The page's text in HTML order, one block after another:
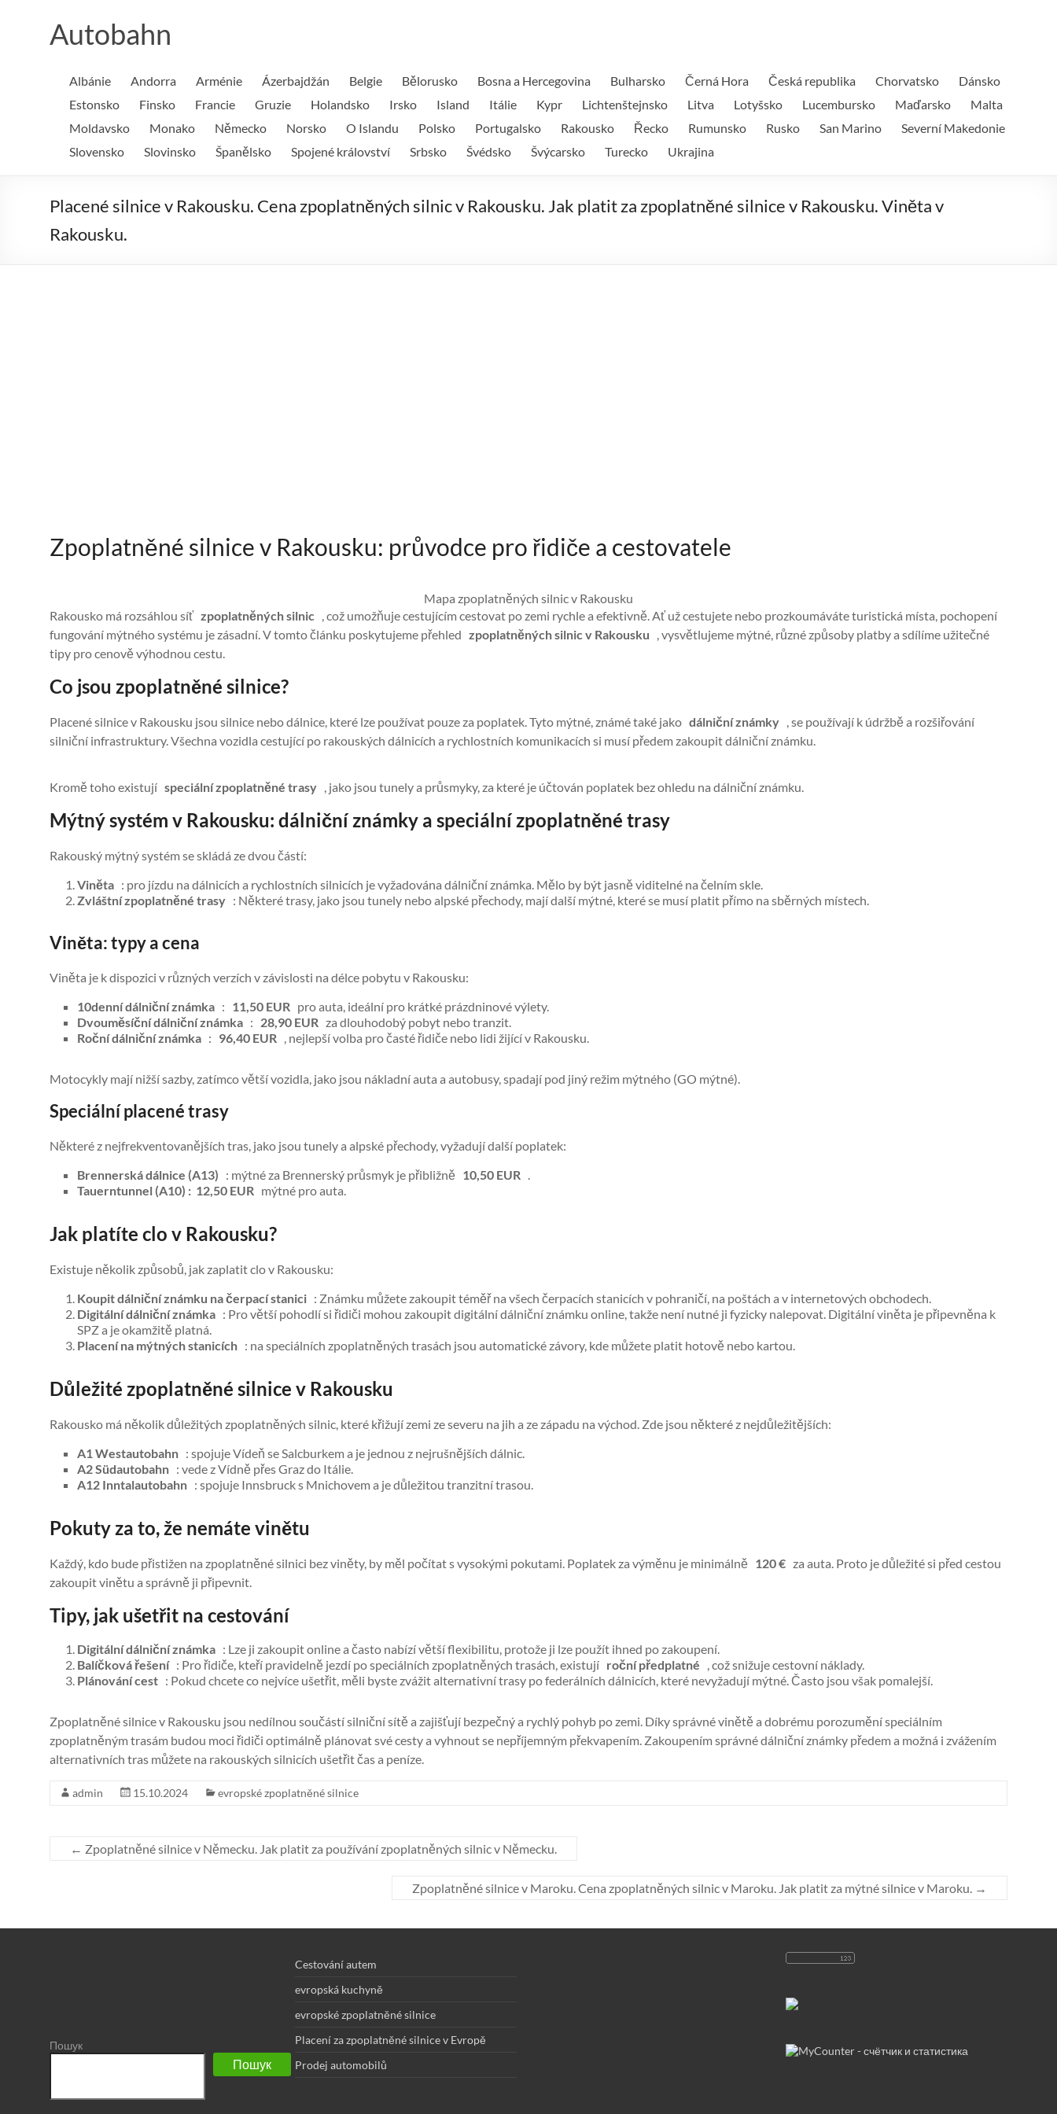
Autobahn
Albánie Andorra Arménie Ázerbajdžán Belgie Bělorusko Bosna a Hercegovina Bulharsko Černá Hora Česká republika Chorvatsko
Dánsko
Estonsko
Finsko Francie Gruzie Holandsko Irsko Island Itálie Kypr Lichtenštejnsko Litva Lotyšsko Lucembursko Maďarsko
Malta
Moldavsko
Monako Německo Norsko O Islandu Polsko Portugalsko Rakousko Řecko Rumunsko Rusko San Marino
Severní Makedonie
Slovensko
Slovinsko Španělsko Spojené království Srbsko Švédsko Švýcarsko Turecko Ukrajina
Placené silnice v Rakousku. Cena zpoplatněných silnic v Rakousku. Jak platit za zpoplatněné silnice v Rakousku. Viněta v
Rakousku.
Zpoplatněné silnice v Rakousku: průvodce pro řidiče a cestovatele
Mapa zpoplatněných silnic v Rakousku
Rakousko má rozsáhlou síť zpoplatněných silnic , což umožňuje cestujícím cestovat po zemi rychle a efektivně. Ať už cestujete nebo prozkoumáváte turistická místa, pochopení
fungování mýtného systému je zásadní. V tomto článku poskytujeme přehled zpoplatněných silnic v Rakousku , vysvětlujeme mýtné, různé způsoby platby a sdílíme užitečné
tipy pro cenově výhodnou cestu.
Co jsou zpoplatněné silnice?
Placené silnice v Rakousku jsou silnice nebo dálnice, které lze používat pouze za poplatek. Tyto mýtné, známé také jako dálniční známky , se používají k údržbě a rozšiřování
silniční infrastruktury. Všechna vozidla cestující po rakouských dálnicích a rychlostních komunikacích si musí předem zakoupit dálniční známku.
Kromě toho existují speciální zpoplatněné trasy , jako jsou tunely a průsmyky, za které je účtován poplatek bez ohledu na dálniční známku.
Mýtný systém v Rakousku: dálniční známky a speciální zpoplatněné trasy
Rakouský mýtný systém se skládá ze dvou částí:
Viněta : pro jízdu na dálnicích a rychlostních silnicích je vyžadována dálniční známka. Mělo by být jasně viditelné na čelním skle.
Zvláštní zpoplatněné trasy : Některé trasy, jako jsou tunely nebo alpské přechody, mají další mýtné, které se musí platit přímo na sběrných místech.
Viněta: typy a cena
Viněta je k dispozici v různých verzích v závislosti na délce pobytu v Rakousku:
10denní dálniční známka : 11,50 EUR pro auta, ideální pro krátké prázdninové výlety.
Dvouměsíční dálniční známka : 28,90 EUR za dlouhodobý pobyt nebo tranzit.
Roční dálniční známka : 96,40 EUR , nejlepší volba pro časté řidiče nebo lidi žijící v Rakousku.
Motocykly mají nižší sazby, zatímco větší vozidla, jako jsou nákladní auta a autobusy, spadají pod jiný režim mýtného (GO mýtné).
Speciální placené trasy
Některé z nejfrekventovanějších tras, jako jsou tunely a alpské přechody, vyžadují další poplatek:
Brennerská dálnice (A13) : mýtné za Brennerský průsmyk je přibližně 10,50 EUR .
Tauerntunnel (A10) : 12,50 EUR mýtné pro auta.
Jak platíte clo v Rakousku?
Existuje několik způsobů, jak zaplatit clo v Rakousku:
Koupit dálniční známku na čerpací stanici : Známku můžete zakoupit téměř na všech čerpacích stanicích v pohraničí, na poštách a v internetových obchodech.
Digitální dálniční známka : Pro větší pohodlí si řidiči mohou zakoupit digitální dálniční známku online, takže není nutné ji fyzicky nalepovat. Digitální viněta je připevněna k
SPZ a je okamžitě platná.
Placení na mýtných stanicích : na speciálních zpoplatněných trasách jsou automatické závory, kde můžete platit hotově nebo kartou.
Důležité zpoplatněné silnice v Rakousku
Rakousko má několik důležitých zpoplatněných silnic, které křižují zemi ze severu na jih a ze západu na východ. Zde jsou některé z nejdůležitějších:
A1 Westautobahn : spojuje Vídeň se Salcburkem a je jednou z nejrušnějších dálnic.
A2 Südautobahn : vede z Vídně přes Graz do Itálie.
A12 Inntalautobahn : spojuje Innsbruck s Mnichovem a je důležitou tranzitní trasou.
Pokuty za to, že nemáte vinětu
Každý, kdo bude přistižen na zpoplatněné silnici bez viněty, by měl počítat s vysokými pokutami. Poplatek za výměnu je minimálně 120 € za auta. Proto je důležité si před cestou
zakoupit vinětu a správně ji připevnit.
Tipy, jak ušetřit na cestování
Digitální dálniční známka : Lze ji zakoupit online a často nabízí větší flexibilitu, protože ji lze použít ihned po zakoupení.
Balíčková řešení: Pro řidiče, kteří pravidelně jezdí po speciálních zpoplatněných trasách, existují roční předplatné , což snižuje cestovní náklady.
Plánování cest : Pokud chcete co nejvíce ušetřit, měli byste zvážit alternativní trasy po federálních dálnicích, které nevyžadují mýtné. Často jsou však pomalejší.
Zpoplatněné silnice v Rakousku jsou nedílnou součástí silniční sítě a zajišťují bezpečný a rychlý pohyb po zemi. Díky správné vinětě a dobrému porozumění speciálním
zpoplatněným trasám budou moci řidiči optimálně plánovat své cesty a vyhnout se nepříjemným překvapením. Zakoupením správné dálniční známky předem a možná i zvážením
alternativních tras můžete na rakouských silnicích ušetřit čas a peníze.
admin 15.10.2024 evropské zpoplatněné silnice
← Zpoplatněné silnice v Německu. Jak platit za používání zpoplatněných silnic v Německu.
Zpoplatněné silnice v Maroku. Cena zpoplatněných silnic v Maroku. Jak platit za mýtné silnice v Maroku. →
Пошук
Пошук
Cestování autem
evropská kuchyně
evropské zpoplatněné silnice
Placení za zpoplatněné silnice v Evropě
Prodej automobilů